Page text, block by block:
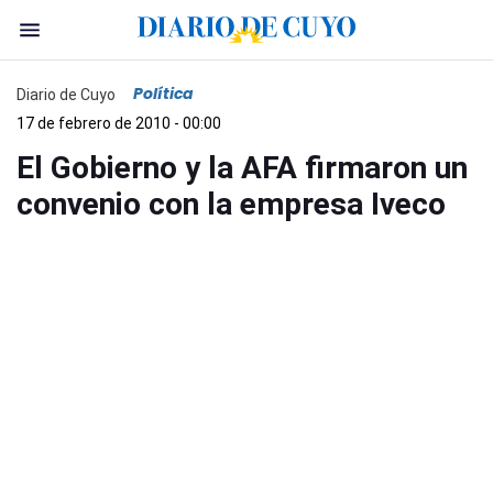
Diario de Cuyo Política
17 de febrero de 2010 - 00:00
El Gobierno y la AFA firmaron un
convenio con la empresa Iveco